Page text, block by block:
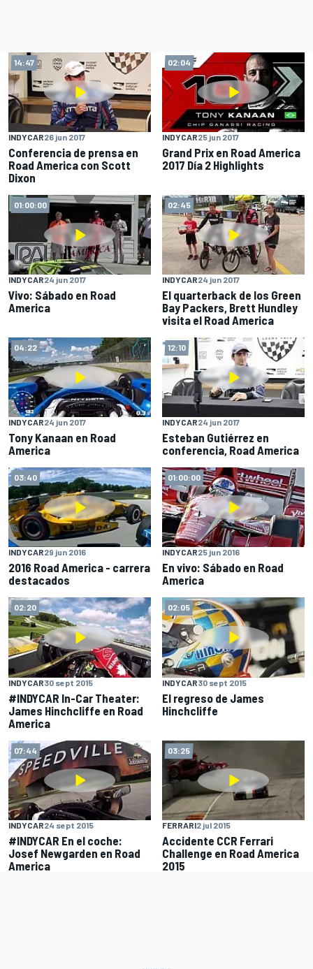
14:47
INDYCAR26 jun 2017
Conferencia de prensa en
Road America con Scott
Dixon
02:04
INDYCAR25 jun 2017
Grand Prix en Road America
2017 Día 2 Highlights
01:00:00
INDYCAR24 jun 2017
Vivo: Sábado en Road
America
02:45
INDYCAR24 jun 2017
El quarterback de los Green
Bay Packers, Brett Hundley
visita el Road America
04:22
INDYCAR24 jun 2017
Tony Kanaan en Road
America
12:10
INDYCAR24 jun 2017
Esteban Gutiérrez en
conferencia, Road America
03:40
INDYCAR29 jun 2016
2016 Road America - carrera
destacados
01:00:00
INDYCAR25 jun 2016
En vivo: Sábado en Road
America
02:20
INDYCAR30 sept 2015
#INDYCAR In-Car Theater:
James Hinchcliffe en Road
America
02:05
INDYCAR30 sept 2015
El regreso de James
Hinchcliffe
07:44
INDYCAR24 sept 2015
#INDYCAR En el coche:
Josef Newgarden en Road
America
03:25
FERRARI2 jul 2015
Accidente CCR Ferrari
Challenge en Road America
2015